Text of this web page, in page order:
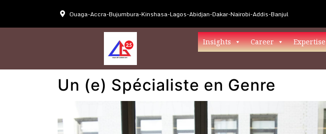
Ouaga-Accra-Bujumbura-Kinshasa-Lagos-Abidjan-Dakar-Nairobi-Addis-Banjul
Insights Career Expertise
Un (e) Spécialiste en Genre